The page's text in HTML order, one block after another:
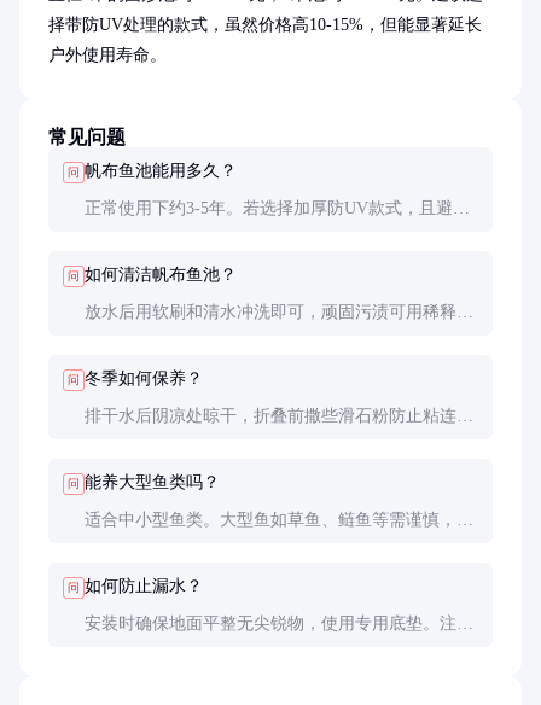
择带防UV处理的款式，虽然价格高10-15%，但能显著延长
户外使用寿命。
常见问题
问 帆布鱼池能用多久？
正常使用下约3-5年。若选择加厚防UV款式，且避免
问 如何清洁帆布鱼池？
放水后用软刷和清水冲洗即可，顽固污渍可用稀释的
问 冬季如何保养？
排干水后阴凉处晾干，折叠前撒些滑石粉防止粘连。
问 能养大型鱼类吗？
适合中小型鱼类。大型鱼如草鱼、鲢鱼等需谨慎，它
问 如何防止漏水？
安装时确保地面平整无尖锐物，使用专用底垫。注水